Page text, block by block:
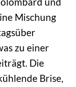
Mischung
zu einer
Die
Brise,